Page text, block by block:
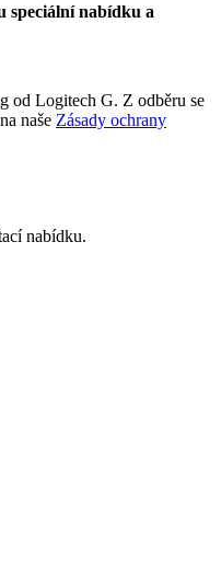
speciální nabídku a
od Logitech G. Z odběru se
naše Zásady ochrany
nabídku.